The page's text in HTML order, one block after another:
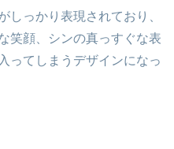
しっかり表現されており、
笑顔、シンの真っすぐな表
ってしまうデザインになっ